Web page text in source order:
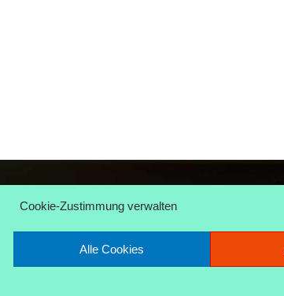
Cookie-Zustimmung verwalten
Alle Cookies